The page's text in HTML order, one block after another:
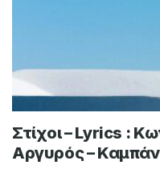
Στίχοι – Lyrics :
Αργυρός –